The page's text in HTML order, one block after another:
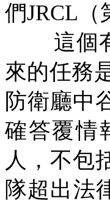
們JRCL
這個
來的任務
防衛廳中
確答覆情
人，不包
隊超出法